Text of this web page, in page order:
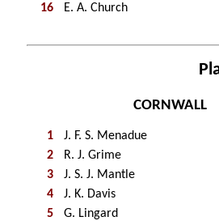
16
E. A. Church
CORNWALL
1 J. F. S. Menadue
2
R. J. Grime
3
J. S. J. Mantle
4
J. K. Davis
5
G. Lingard